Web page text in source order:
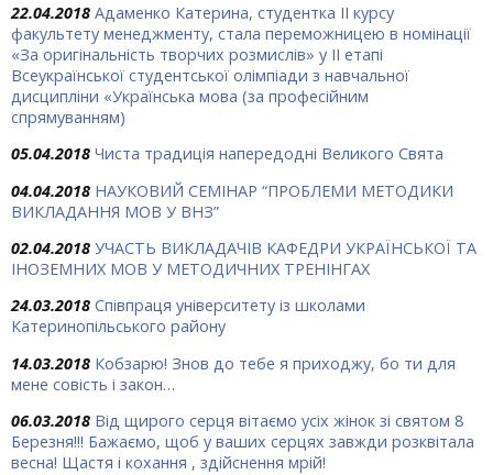
22.04.2018 Адаменко Катерина, студентка ІІ курсу
факультету менеджменту, стала переможницею в номінації
«За оригінальність творчих розмислів» у ІІ етапі
Всеукраїнської студентської олімпіади з навчальної
дисципліни «Українська мова (за професійним
спрямуванням)
05.04.2018 Чиста традиція напередодні Великого Свята
04.04.2018 НАУКОВИЙ СЕМІНАР “ПРОБЛЕМИ МЕТОДИКИ
ВИКЛАДАННЯ МОВ У ВНЗ”
02.04.2018 УЧАСТЬ ВИКЛАДАЧІВ КАФЕДРИ УКРАЇНСЬКОЇ ТА
ІНОЗЕМНИХ МОВ У МЕТОДИЧНИХ ТРЕНІНГАХ
24.03.2018 Співпраця університету із школами
Катеринопільського району
14.03.2018 Кобзарю! Знов до тебе я приходжу, бо ти для
мене совість і закон…
06.03.2018 Від щирого серця вітаємо усіх жінок зі святом 8
Березня!!! Бажаємо, щоб у ваших серцях завжди розквітала
весна! Щастя і кохання , здійснення мрій!